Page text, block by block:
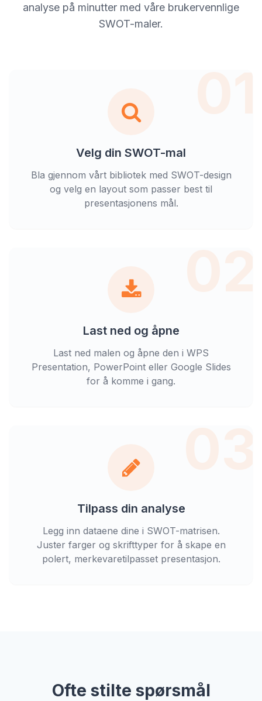
analyse på minutter med våre brukervennlige
SWOT-maler.
Velg din SWOT-mal
Bla gjennom vårt bibliotek med SWOT-design
og velg en layout som passer best til
presentasjonens mål.
Last ned og åpne
Last ned malen og åpne den i WPS
Presentation, PowerPoint eller Google Slides
for å komme i gang.
Tilpass din analyse
Legg inn dataene dine i SWOT-matrisen.
Juster farger og skrifttyper for å skape en
polert, merkevaretilpasset presentasjon.
Ofte stilte spørsmål